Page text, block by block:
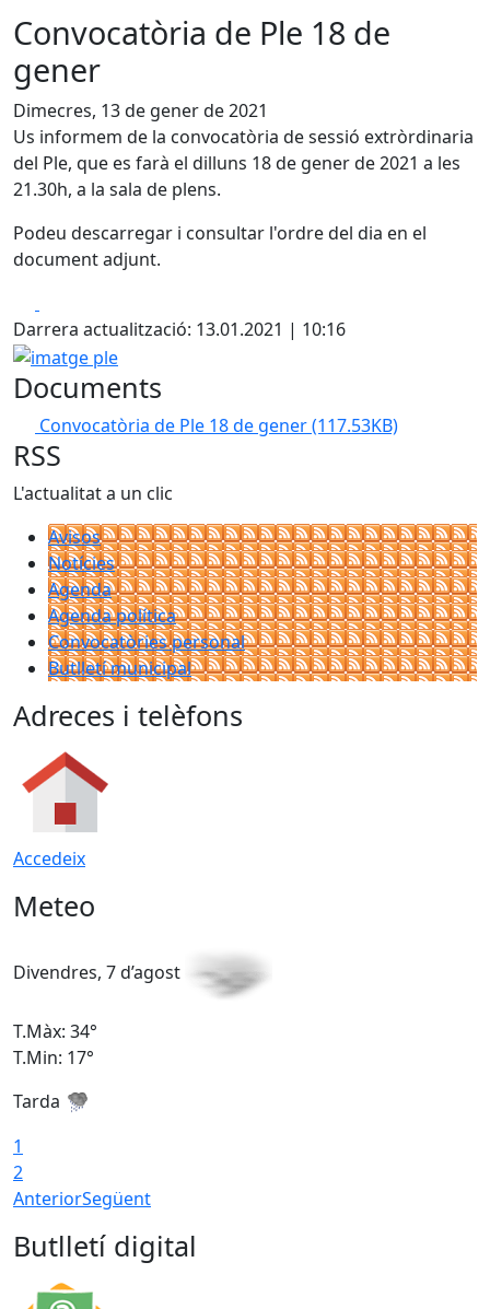
Convocatòria de Ple 18 de
gener
Dimecres, 13 de gener de 2021
Us informem de la convocatòria de sessió extròrdinaria
del Ple, que es farà el dilluns 18 de gener de 2021 a les
21.30h, a la sala de plens.
Podeu descarregar i consultar l'ordre del dia en el
document adjunt.
Darrera actualització: 13.01.2021 | 10:16
imatge ple
Documents
Convocatòria de Ple 18 de gener(117.53KB)
RSS
L'actualitat a un clic
Avisos
Notícies
Agenda
Agenda política
Convocatòries personal
Butlletí municipal
Adreces i telèfons
Accedeix
Meteo
Divendres, 7 d’agost
T.Màx: 34°
T.Min: 17°
Tarda
1
2
AnteriorSegüent
Butlletí digital